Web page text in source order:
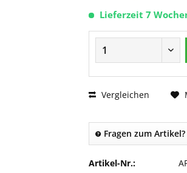
Lieferzeit 7
Vergleichen
Fragen zum Artikel?
Artikel-Nr.: